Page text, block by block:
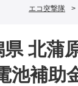
エコ突撃隊 >
北蒲
池補助